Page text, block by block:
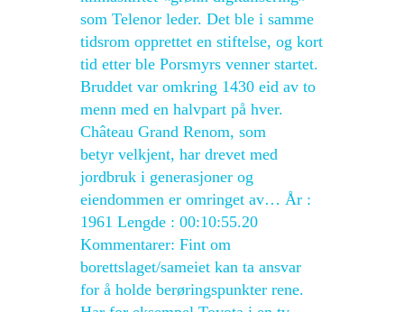
som Telenor leder. Det ble i samme
tidsrom opprettet en stiftelse, og kort
tid etter ble Porsmyrs venner startet.
Bruddet var omkring 1430 eid av to
menn med en halvpart på hver.
Château Grand Renom, som
betyr velkjent, har drevet med
jordbruk i generasjoner og
eiendommen er omringet av… År :
1961 Lengde : 00:10:55.20
Kommentarer: Fint om
borettslaget/sameiet kan ta ansvar
for å holde berøringspunkter rene.